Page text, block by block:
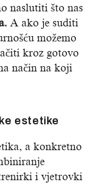
naslutiti što nas
A ako je suditi
možemo
kroz gotovo
način na koji
estetike
a konkretno
i vjetrovki